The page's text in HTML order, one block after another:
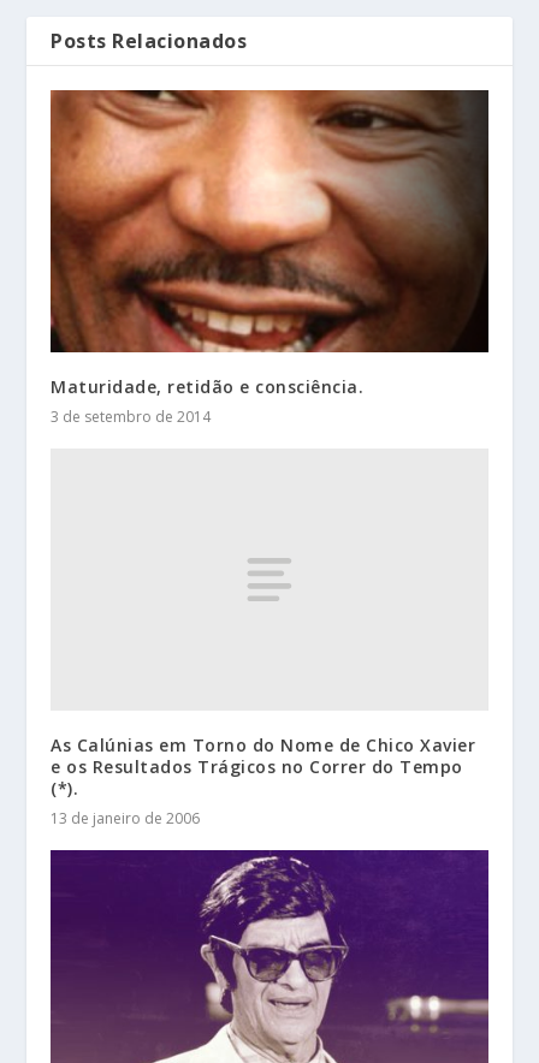
Posts Relacionados
Maturidade, retidão e consciência.
3 de setembro de 2014
As Calúnias em Torno do Nome de Chico Xavier
e os Resultados Trágicos no Correr do Tempo
(*).
13 de janeiro de 2006